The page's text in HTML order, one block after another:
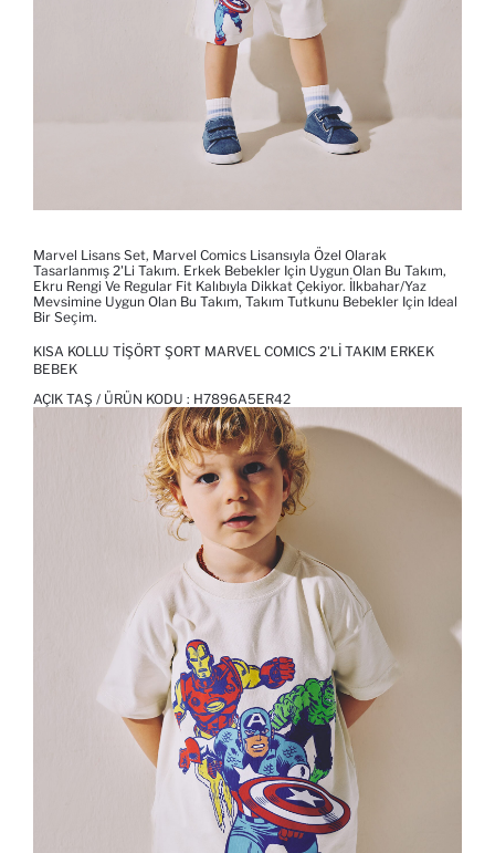
Marvel Lisans Set, Marvel Comics Lisansıyla Özel Olarak
Tasarlanmış 2'li Takım. Erkek Bebekler Için Uygun Olan Bu Takım,
Ekru Rengi Ve Regular Fit Kalıbıyla Dikkat Çekiyor. İlkbahar/Yaz
Mevsimine Uygun Olan Bu Takım, Takım Tutkunu Bebekler Için Ideal
Bir Seçim.
KISA KOLLU TIŞÖRT ŞORT MARVEL COMICS 2'LI TAKIM ERKEK
BEBEK
AÇIK TAŞ / ÜRÜN KODU : H7896A5ER42